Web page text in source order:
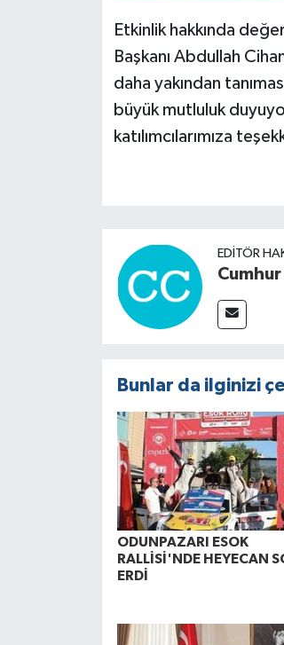
Etkinlik hakkında
Başkanı Abdullah
daha yakından
büyük mutluluk
katılımcılarımıza
EDITÖR
Bunlar da ilginizi
ODUNPAZARI ESOK
RALLİSİ'NDE HEYECAN
ERDİ